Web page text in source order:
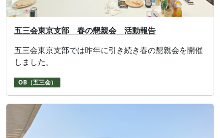
五三会東京⽀部 春の懇親会 活動報告
五三会東京⽀部では昨年に引き続き春の懇親会を開催
しました。
OB（五三会）